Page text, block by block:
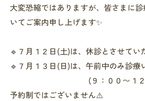
大変恐縮ではありますが、皆さまに
いてご案内申し上げます✨
🔹７月１２日(土)は、休診とさせてい
🔹７月１３日(日)は、午前中のみ診療
(９：００〜１２：
予約制ではございません⚠️